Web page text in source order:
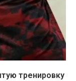
тренировку